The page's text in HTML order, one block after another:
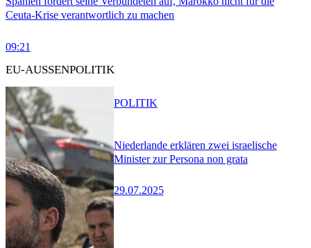
Ceuta-Krise verantwortlich zu machen
09:21
EU-AUSSENPOLITIK
Niederlande erklären zwei israelische
Minister zur Persona non grata
29.07.2025
POLITIK